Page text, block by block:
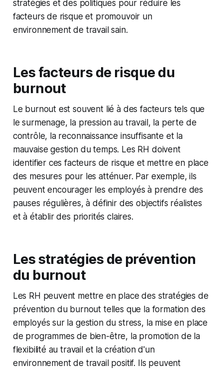
stratégies et des politiques pour réduire les
facteurs de risque et promouvoir un
environnement de travail sain.
Les facteurs de risque du
burnout
Le burnout est souvent lié à des facteurs tels que
le surmenage, la pression au travail, la perte de
contrôle, la reconnaissance insuffisante et la
mauvaise gestion du temps. Les RH doivent
identifier ces facteurs de risque et mettre en place
des mesures pour les atténuer. Par exemple, ils
peuvent encourager les employés à prendre des
pauses régulières, à définir des objectifs réalistes
et à établir des priorités claires.
Les stratégies de prévention
du burnout
Les RH peuvent mettre en place des stratégies de
prévention du burnout telles que la formation des
employés sur la gestion du stress, la mise en place
de programmes de bien-être, la promotion de la
flexibilité au travail et la création d'un
environnement de travail positif. Ils peuvent